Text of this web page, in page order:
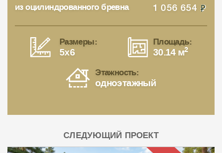
из оцилиндрованного бревна 1 056 654
Размеры:
5x6
Площадь:
30.14 м2
Этажность:
одноэтажный
СЛЕДУЮЩИЙ ПРОЕКТ